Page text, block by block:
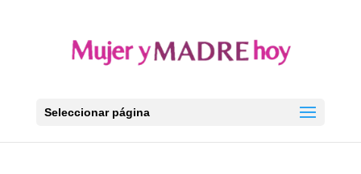
Seleccionar página